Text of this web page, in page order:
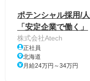
ポテンシャル採用/
「安定企業で働く」
株式会社Atech
正社員
北海道
月給24万円～34万円